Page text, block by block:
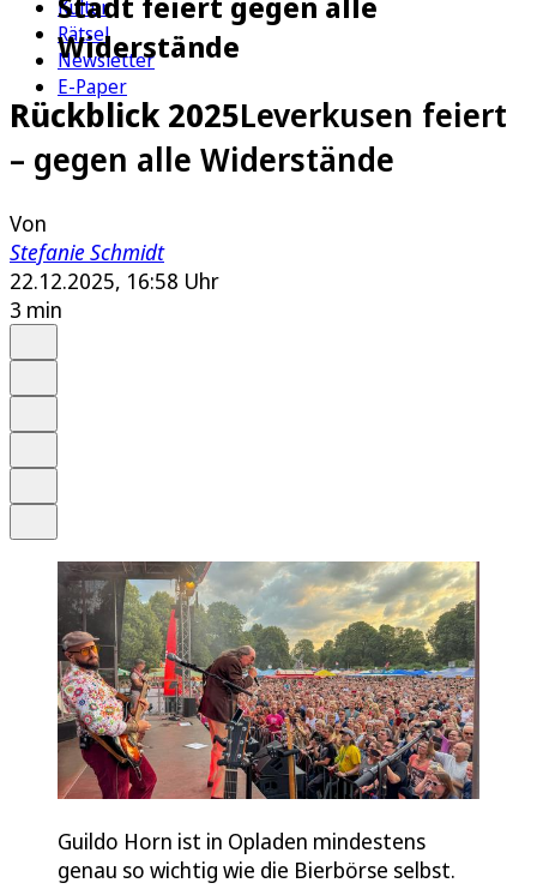
Kultur
Rätsel
Newsletter
E-Paper
Widerstände
Rückblick 2025Leverkusen feiert
– gegen alle Widerstände
Von
Stefanie Schmidt
22.12.2025, 16:58 Uhr
3 min
Guildo Horn ist in Opladen mindestens
genau so wichtig wie die Bierbörse selbst.